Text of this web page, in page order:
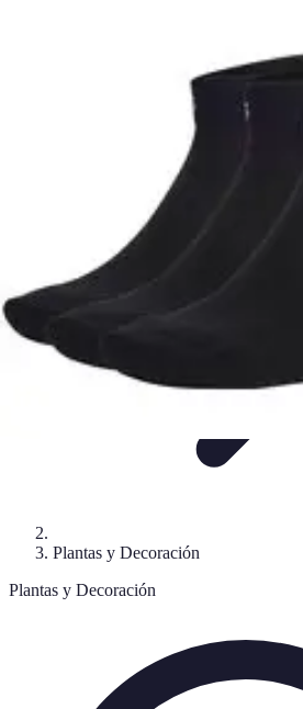
Decoración Económica
Plantas y Decoración
Plantas y Decoración